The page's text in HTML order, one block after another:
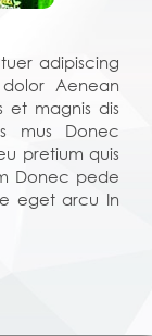
adipiscing
Aenean
et magnis dis
mus Donec
pretium quis
Donec pede
eget arcu In
vitae
pretium